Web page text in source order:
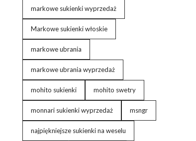
markowe sukienki wyprzedaż
Markowe sukienki włoskie
markowe ubrania
markowe ubrania wyprzedaż
mohito sukienki mohito swetry
monnari sukienki wyprzedaż msngr
najpiękniejsze sukienki na weselu